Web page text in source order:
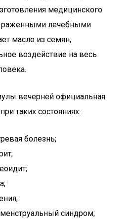
медицинского
лечебными
масло из семян,
воздействие на весь
вечерней официальная
таких состояниях:
болезнь;
синдром;